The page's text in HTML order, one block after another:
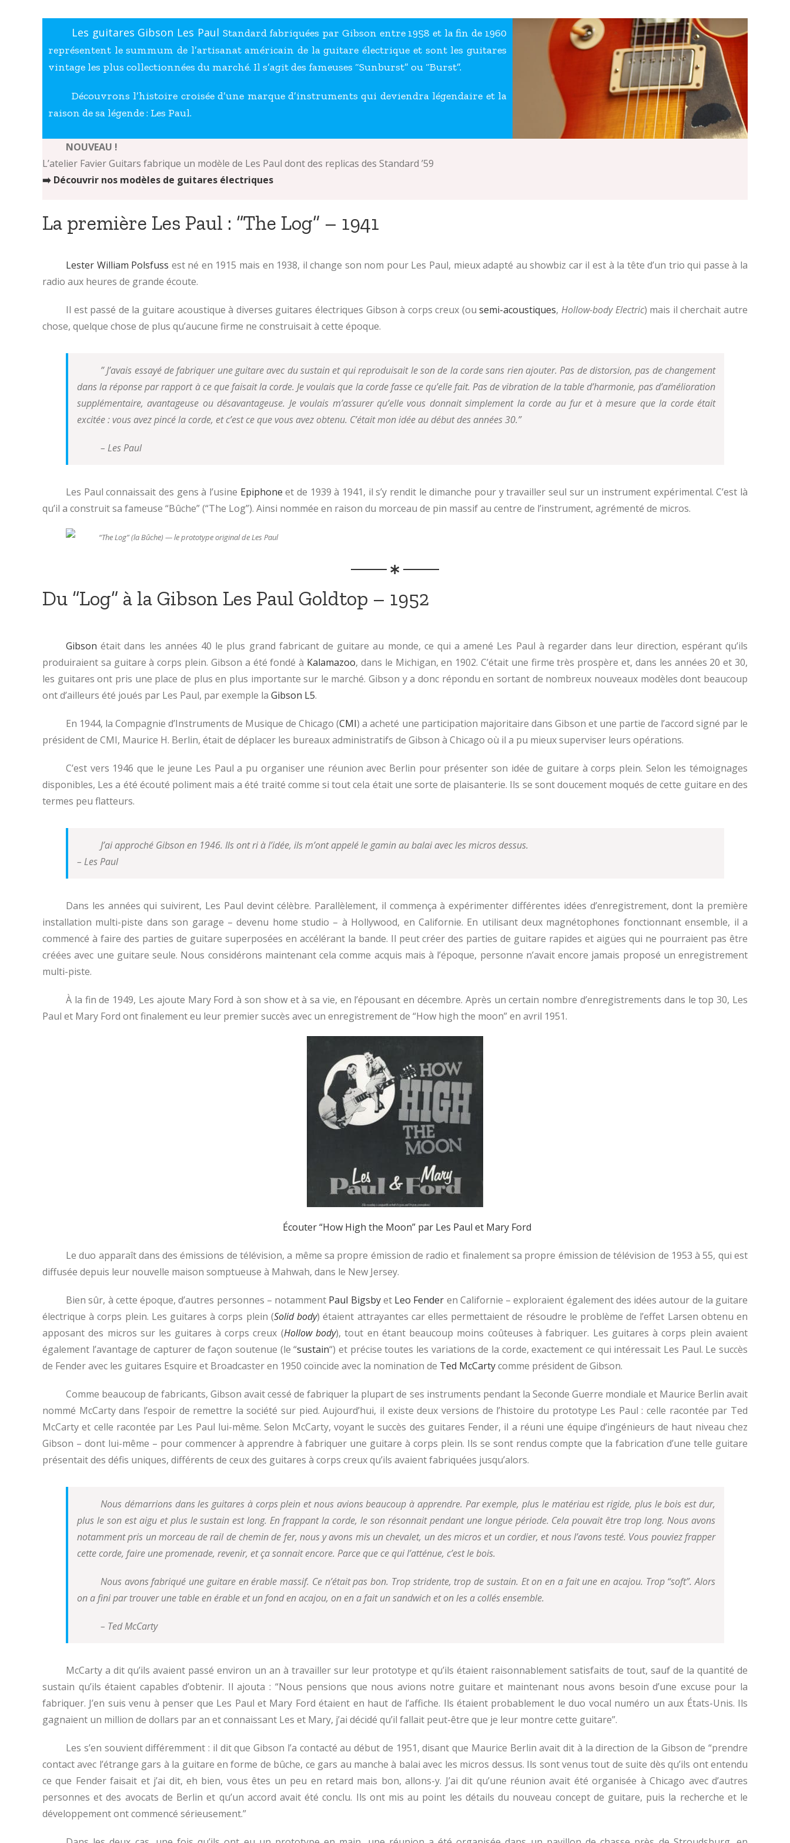
Les guitares Gibson Les Paul Standard fabriquées par Gibson entre 1958 et la fin de 1960
représentent le summum de l’artisanat américain de la guitare électrique et sont les guitares
vintage les plus collectionnées du marché. Il s’agit des fameuses “Sunburst” ou “Burst”.
Découvrons l’histoire croisée d’une marque d’instruments qui deviendra légendaire et la
raison de sa légende : Les Paul.
NOUVEAU !
L’atelier Favier Guitars fabrique un modèle de Les Paul dont des replicas des Standard ’59
➡️ Découvrir nos modèles de guitares électriques
La première Les Paul : “The Log” – 1941
Lester William Polsfuss est né en 1915 mais en 1938, il change son nom pour Les Paul, mieux adapté au showbiz car il est à la tête d’un trio qui passe à la
radio aux heures de grande écoute.
Il est passé de la guitare acoustique à diverses guitares électriques Gibson à corps creux (ousemi-acoustiques,Hollow-body Electric) mais il cherchait autre
chose, quelque chose de plus qu’aucune firme ne construisait à cette époque.
” J’avais essayé de fabriquer une guitare avec du sustain et qui reproduisait le son de la corde sans rien ajouter. Pas de distorsion, pas de changement
dans la réponse par rapport à ce que faisait la corde. Je voulais que la corde fasse ce qu’elle fait. Pas de vibration de la table d’harmonie, pas d’amélioration
supplémentaire, avantageuse ou désavantageuse. Je voulais m’assurer qu’elle vous donnait simplement la corde au fur et à mesure que la corde était
excitée : vous avez pincé la corde, et c’est ce que vous avez obtenu. C’était mon idée au début des années 30.”
– Les Paul
Les Paul connaissait des gens à l’usine Epiphone et de 1939 à 1941, il s’y rendit le dimanche pour y travailler seul sur un instrument expérimental.C’est là
qu’il a construit sa fameuse “Bûche” (“The Log”). Ainsi nommée en raison du morceau de pin massif au centre de l’instrument, agrémenté de micros.
“The Log” (la Bûche) — le prototype original de Les Paul
Du “Log” à la Gibson Les Paul Goldtop – 1952
Gibson était dans les années 40 le plus grand fabricant de guitare au monde, ce qui a amené Les Paul à regarder dans leur direction, espérant qu’ils
produiraient sa guitare à corps plein. Gibson a été fondé à Kalamazoo, dans le Michigan, en 1902. C’était une firme très prospère et, dans les années 20 et 30,
les guitares ont pris une place de plus en plus importante sur le marché. Gibson y a donc répondu en sortant de nombreux nouveaux modèles dont beaucoup
ont d’ailleurs été joués par Les Paul, par exemple la Gibson L5.
En 1944, la Compagnie d’Instruments de Musique de Chicago (CMI) a acheté une participation majoritaire dans Gibson et une partie de l’accord signé par le
président de CMI, Maurice H. Berlin, était de déplacer les bureaux administratifs de Gibson à Chicago où il a pu mieux superviser leurs opérations.
C’est vers 1946 que le jeune Les Paul a pu organiser une réunion avec Berlin pour présenter son idée de guitare à corps plein. Selon les témoignages
disponibles, Les a été écouté poliment mais a été traité comme si tout cela était une sorte de plaisanterie. Ils se sont doucement moqués de cette guitare en des
termes peu flatteurs.
J’ai approché Gibson en 1946. Ils ont ri à l’idée, ils m’ont appelé le gamin au balai avec les micros dessus.
– Les Paul
Dans les années qui suivirent, Les Paul devint célèbre. Parallèlement, il commença à expérimenter différentes idées d’enregistrement, dont la première
installation multi-piste dans son garage – devenu home studio – à Hollywood, en Californie. En utilisant deux magnétophones fonctionnant ensemble, il a
commencé à faire des parties de guitare superposées en accélérant la bande. Il peut créer des parties de guitare rapides et aigües qui ne pourraient pas être
créées avec une guitare seule. Nous considérons maintenant cela comme acquis mais à l’époque, personne n’avait encore jamais proposé un enregistrement
multi-piste.
À la fin de 1949, Les ajoute Mary Ford à son show et à sa vie, en l’épousant en décembre. Après un certain nombre d’enregistrements dans le top 30, Les
Paul et Mary Ford ont finalement eu leur premier succès avec un enregistrement de “How high the moon” en avril 1951.
Écouter “How High the Moon” par Les Paul et Mary Ford
Le duo apparaît dans des émissions de télévision, a même sa propre émission de radio et finalement sa propre émission de télévision de 1953 à 55, qui est
diffusée depuis leur nouvelle maison somptueuse à Mahwah, dans le New Jersey.
Bien sûr, à cette époque, d’autres personnes – notamment Paul Bigsbyet Leo Fender en Californie – exploraient également des idées autour de la guitare
électrique à corps plein. Les guitares à corps plein (Solid body) étaient attrayantes car elles permettaient de résoudre le problème de l’effet Larsen obtenu en
apposant des micros sur les guitares à corps creux (Hollow body), tout en étant beaucoup moins coûteuses à fabriquer. Les guitares à corps plein avaient
également l’avantage de capturer de façon soutenue (le “sustain“) et précise toutes les variations de la corde, exactement ce qui intéressait Les Paul. Le succès
de Fender avec les guitares Esquire et Broadcaster en 1950 coïncide avec la nomination de Ted McCartycomme président de Gibson.
Comme beaucoup de fabricants, Gibson avait cessé de fabriquer la plupart de ses instruments pendant la Seconde Guerre mondiale et Maurice Berlin avait
nommé McCarty dans l’espoir de remettre la société sur pied. Aujourd’hui, il existe deux versions de l’histoire du prototype Les Paul : celle racontée par Ted
McCarty et celle racontée par Les Paul lui-même. Selon McCarty, voyant le succès des guitares Fender, il a réuni une équipe d’ingénieurs de haut niveau chez
Gibson – dont lui-même – pour commencer à apprendre à fabriquer une guitare à corps plein. Ils se sont rendus compte que la fabrication d’une telle guitare
présentait des défis uniques, différents de ceux des guitares à corps creux qu’ils avaient fabriquées jusqu’alors.
Nous démarrions dans les guitares à corps plein et nous avions beaucoup à apprendre. Par exemple, plus le matériau est rigide, plus le bois est dur,
plus le son est aigu et plus le sustain est long. En frappant la corde, le son résonnait pendant une longue période. Cela pouvait être trop long. Nous avons
notamment pris un morceau de rail de chemin de fer, nous y avons mis un chevalet, un des micros et un cordier, et nous l’avons testé. Vous pouviez frapper
cette corde, faire une promenade, revenir, et ça sonnait encore. Parce que ce qui l’atténue, c’est le bois.
Nous avons fabriqué une guitare en érable massif. Ce n’était pas bon. Trop stridente, trop de sustain. Et on en a fait une en acajou. Trop “soft”. Alors
on a fini par trouver une table en érable et un fond en acajou, on en a fait un sandwich et on les a collés ensemble.
– Ted McCarty
McCarty a dit qu’ils avaient passé environ un an à travailler sur leur prototype et qu’ils étaient raisonnablement satisfaits de tout, sauf de la quantité de
sustain qu’ils étaient capables d’obtenir. Il ajouta : “Nous pensions que nous avions notre guitare et maintenant nous avons besoin d’une excuse pour la
fabriquer. J’en suis venu à penser que Les Paul et Mary Ford étaient en haut de l’affiche. Ils étaient probablement le duo vocal numéro un aux États-Unis. Ils
gagnaient un million de dollars par an et connaissant Les et Mary, j’ai décidé qu’il fallait peut-être que je leur montre cette guitare”.
Les s’en souvient différemment : il dit que Gibson l’a contacté au début de 1951, disant que Maurice Berlin avait dit à la direction de la Gibson de “prendre
contact avec l’étrange gars à la guitare en forme de bûche, ce gars au manche à balai avec les micros dessus. Ils sont venus tout de suite dès qu’ils ont entendu
ce que Fender faisait et j’ai dit, eh bien, vous êtes un peu en retard mais bon, allons-y. J’ai dit qu’une réunion avait été organisée à Chicago avec d’autres
personnes et des avocats de Berlin et qu’un accord avait été conclu. Ils ont mis au point les détails du nouveau concept de guitare, puis la recherche et le
développement ont commencé sérieusement.”